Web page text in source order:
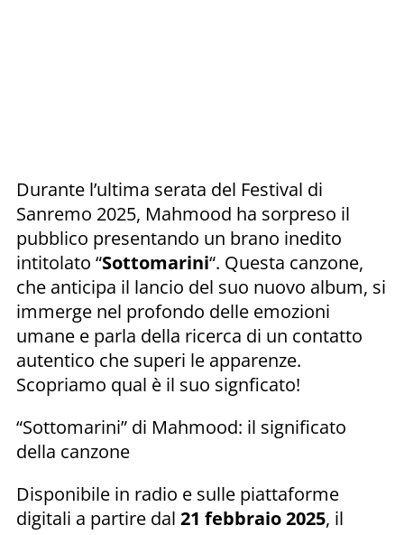
Durante l’ultima serata del Festival di
Sanremo 2025, Mahmood ha sorpreso il
pubblico presentando un brano inedito
intitolato “Sottomarini“. Questa canzone,
che anticipa il lancio del suo nuovo album, si
immerge nel profondo delle emozioni
umane e parla della ricerca di un contatto
autentico che superi le apparenze.
Scopriamo qual è il suo signficato!
“Sottomarini” di Mahmood: il significato
della canzone
Disponibile in radio e sulle piattaforme
digitali a partire dal 21 febbraio 2025, il